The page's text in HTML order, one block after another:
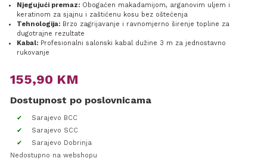
Njegujući premaz:Obogaćen makadamijom, arganovim uljem i
keratinom za sjajnu i zaštićenu kosu bez oštećenja
Tehnologija:Brzo zagrijavanje i ravnomjerno širenje topline za
dugotrajne rezultate
Kabal:Profesionalni salonski kabal dužine 3 m za jednostavno
rukovanje
155,90 KM
Dostupnost po poslovnicama
Sarajevo BCC
Sarajevo SCC
Sarajevo Dobrinja
Nedostupno na webshopu